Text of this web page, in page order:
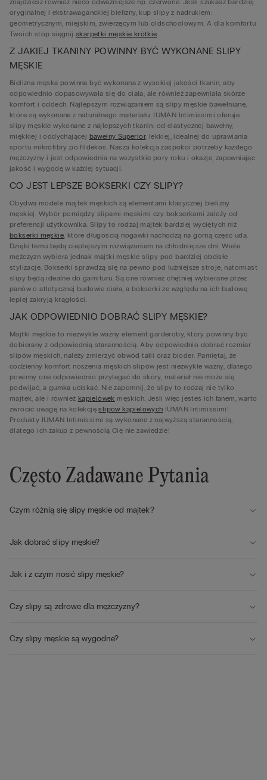
znajdziesz również nieco odważniejsze np. czerwone. Jeśli szukasz bardziej
oryginalnej i ekstrawaganckiej bielizny, kup slipy z nadrukiem:
geometrycznym, miejskim, zwierzęcym lub oldschoolowym. A dla komfortu
Twoich stóp sięgnijskarpetki męskie krótkie.
Z JAKIEJ TKANINY POWINNY BYĆ WYKONANE SLIPY
MĘSKIE
Bielizna męska powinna być wykonana z wysokiej jakości tkanin, aby
odpowiednio dopasowywała się do ciała, ale również zapewniała skórze
komfort i oddech. Najlepszym rozwiązaniem są slipy męskie bawełniane,
które są wykonane z naturalnego materiału. IUMAN Intimissimi oferuje
slipy męskie wykonane z najlepszych tkanin: od elastycznej bawełny,
miękkiej i oddychającej bawełny Superior, lekkiej, idealnej do uprawiania
sportu mikrofibry po fildekos. Nasza kolekcja zaspokoi potrzeby każdego
mężczyzny i jest odpowiednia na wszystkie pory roku i okazje, zapewniając
jakość i wygodę w każdej sytuacji.
CO JEST LEPSZE BOKSERKI CZY SLIPY?
Obydwa modele majtek męskich są elementami klasycznej bielizny
męskiej. Wybór pomiędzy slipami męskimi czy bokserkami zależy od
preferencji użytkownika. Slipy to rodzaj majtek bardziej wyciętych niż
bokserki męskie, które długością nogawki nachodzą na górną część uda.
Dzięki temu będą cieplejszym rozwiązaniem na chłodniejsze dni. Wiele
mężczyzn wybiera jednak majtki męskie slipy pod bardziej obcisłe
stylizacje. Bokserki sprawdzą się na pewno pod luźniejsze stroje, natomiast
slipy będą idealne do garnituru. Są one również chętniej wybierane przez
panów o atletycznej budowie ciała, a bokserki ze względu na ich budowę
lepiej zakryją krągłości.
JAK ODPOWIEDNIO DOBRAĆ SLIPY MĘSKIE?
Majtki męskie to niezwykle ważny element garderoby, który powinny być
dobierany z odpowiednią starannością. Aby odpowiednio dobrać rozmiar
slipów męskich, należy zmierzyć obwód talii oraz bioder. Pamiętaj, że
codzienny komfort noszenia męskich slipów jest niezwykle ważny, dlatego
powinny one odpowiednio przylegać do skóry, materiał nie może się
podwijać, a gumka uciskać. Nie zapomnij, że slipy to rodzaj nie tylko
majtek, ale i również kąpielówek męskich. Jeśli więc jesteś ich fanem, warto
zwrócić uwagę na kolekcjęslipów kąpielowych IUMAN Intimissimi!
Produkty IUMAN Intimissimi są wykonane z najwyższą starannością,
dlatego ich zakup z pewnością Cię nie zawiedzie!
Często Zadawane Pytania
Czym różnią się slipy męskie od majtek?
Jak dobrać slipy męskie?
Jak i z czym nosić slipy męskie?
Czy slipy są zdrowe dla mężczyzny?
Czy slipy męskie są wygodne?